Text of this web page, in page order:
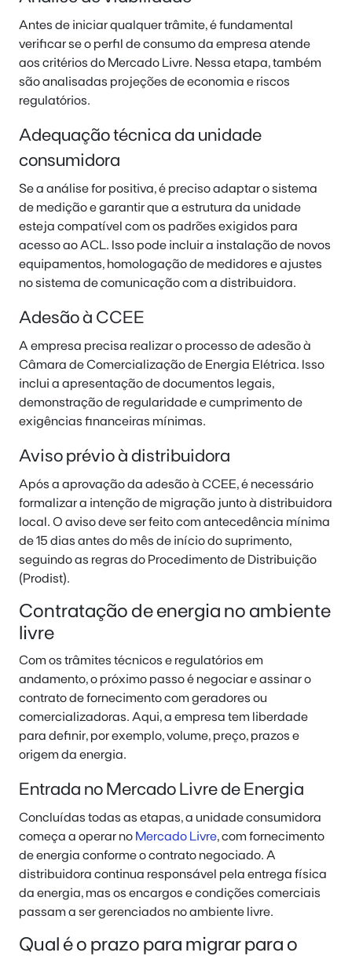
Antes de iniciar qualquer trâmite, é fundamental
verificar se o perfil de consumo da empresa atende
aos critérios do Mercado Livre. Nessa etapa, também
são analisadas projeções de economia e riscos
regulatórios.
Adequação técnica da unidade
consumidora
Se a análise for positiva, é preciso adaptar o sistema
de medição e garantir que a estrutura da unidade
esteja compatível com os padrões exigidos para
acesso ao ACL. Isso pode incluir a instalação de novos
equipamentos, homologação de medidores e ajustes
no sistema de comunicação com a distribuidora.
Adesão à CCEE
A empresa precisa realizar o processo de adesão à
Câmara de Comercialização de Energia Elétrica. Isso
inclui a apresentação de documentos legais,
demonstração de regularidade e cumprimento de
exigências financeiras mínimas.
Aviso prévio à distribuidora
Após a aprovação da adesão à CCEE, é necessário
formalizar a intenção de migração junto à distribuidora
local. O aviso deve ser feito com antecedência mínima
de 15 dias antes do mês de início do suprimento,
seguindo as regras do Procedimento de Distribuição
(Prodist).
Contratação de energia no ambiente
livre
Com os trâmites técnicos e regulatórios em
andamento, o próximo passo é negociar e assinar o
contrato de fornecimento com geradores ou
comercializadoras. Aqui, a empresa tem liberdade
para definir, por exemplo, volume, preço, prazos e
origem da energia.
Entrada no Mercado Livre de Energia
Concluídas todas as etapas, a unidade consumidora
começa a operar no Mercado Livre, com fornecimento
de energia conforme o contrato negociado. A
distribuidora continua responsável pela entrega física
da energia, mas os encargos e condições comerciais
passam a ser gerenciados no ambiente livre.
Qual é o prazo para migrar para o